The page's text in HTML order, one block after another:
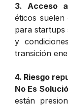
3. Acceso
éticos
para startups
y
transición
4. Riesgo
No Es
están